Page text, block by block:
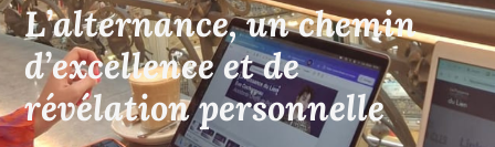
L’alternance, un chemin
d’excellence et de
révélation personnelle